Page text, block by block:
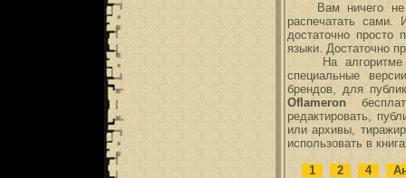
Вам ничего не
распечатать сами.
достаточно
языки. Достаточно
На
специальные
брендов, для
Oflameron
редактировать,
или архивы,
использовать в
1
2 4